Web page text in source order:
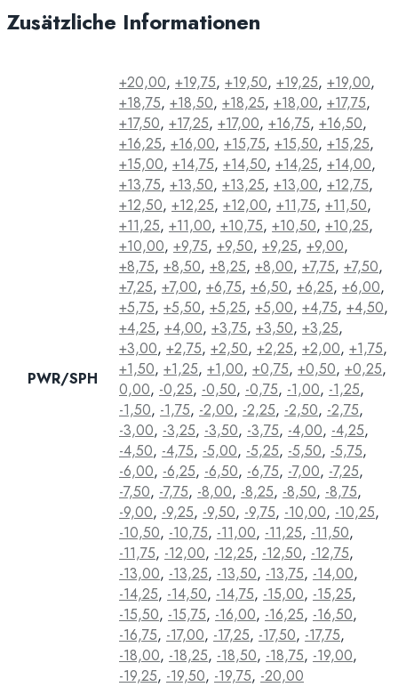
Zusätzliche Informationen
PWR/SPH
+20,00, +19,75, +19,50, +19,25, +19,00,
+18,75, +18,50, +18,25, +18,00, +17,75,
+17,50, +17,25, +17,00, +16,75, +16,50,
+16,25, +16,00, +15,75, +15,50, +15,25,
+15,00, +14,75, +14,50, +14,25, +14,00,
+13,75, +13,50, +13,25, +13,00, +12,75,
+12,50, +12,25, +12,00, +11,75, +11,50,
+11,25, +11,00, +10,75, +10,50, +10,25,
+10,00, +9,75, +9,50, +9,25, +9,00,
+8,75, +8,50, +8,25, +8,00, +7,75, +7,50,
+7,25, +7,00, +6,75, +6,50, +6,25, +6,00,
+5,75, +5,50, +5,25, +5,00, +4,75, +4,50,
+4,25, +4,00, +3,75, +3,50, +3,25,
+3,00, +2,75, +2,50, +2,25, +2,00, +1,75,
+1,50, +1,25, +1,00, +0,75, +0,50, +0,25,
0,00, -0,25, -0,50, -0,75, -1,00, -1,25,
-1,50, -1,75, -2,00, -2,25, -2,50, -2,75,
-3,00, -3,25, -3,50, -3,75, -4,00, -4,25,
-4,50, -4,75, -5,00, -5,25, -5,50, -5,75,
-6,00, -6,25, -6,50, -6,75, -7,00, -7,25,
-7,50, -7,75, -8,00, -8,25, -8,50, -8,75,
-9,00, -9,25, -9,50, -9,75, -10,00, -10,25,
-10,50, -10,75, -11,00, -11,25, -11,50,
-11,75, -12,00, -12,25, -12,50, -12,75,
-13,00, -13,25, -13,50, -13,75, -14,00,
-14,25, -14,50, -14,75, -15,00, -15,25,
-15,50, -15,75, -16,00, -16,25, -16,50,
-16,75, -17,00, -17,25, -17,50, -17,75,
-18,00, -18,25, -18,50, -18,75, -19,00,
-19,25, -19,50, -19,75, -20,00